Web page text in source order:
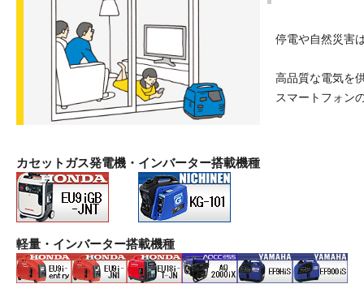
停電や自然災害
高品質な電気を
スマートフォン
カセットガス発電機・インバーター搭載機種
軽量・インバーター搭載機種